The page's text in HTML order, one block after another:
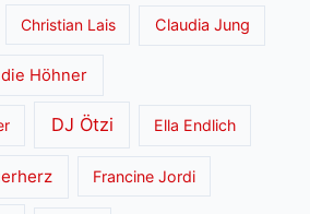
Christian Lais Claudia Jung
die Höhner
DJ Ötzi Ella Endlich
Francine Jordi